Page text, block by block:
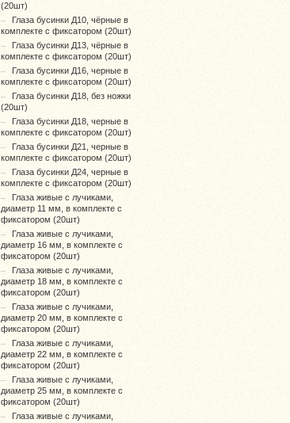
(20шт)
Глаза бусинки Д10, чёрные в
комплекте с фиксатором (20шт)
Глаза бусинки Д13, чёрные в
комплекте с фиксатором (20шт)
Глаза бусинки Д16, черные в
комплекте с фиксатором (20шт)
Глаза бусинки Д18, без ножки
(20шт)
Глаза бусинки Д18, черные в
комплекте с фиксатором (20шт)
Глаза бусинки Д21, черные в
комплекте с фиксатором (20шт)
Глаза бусинки Д24, черные в
комплекте с фиксатором (20шт)
Глаза живые с лучиками,
диаметр 11 мм, в комплекте с
фиксатором (20шт)
Глаза живые с лучиками,
диаметр 16 мм, в комплекте с
фиксатором (20шт)
Глаза живые с лучиками,
диаметр 18 мм, в комплекте с
фиксатором (20шт)
Глаза живые с лучиками,
диаметр 20 мм, в комплекте с
фиксатором (20шт)
Глаза живые с лучиками,
диаметр 22 мм, в комплекте с
фиксатором (20шт)
Глаза живые с лучиками,
диаметр 25 мм, в комплекте с
фиксатором (20шт)
Глаза живые с лучиками,